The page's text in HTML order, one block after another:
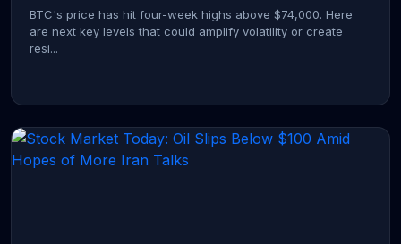
BTC's price has hit four-week highs above $74,000. Here
are next key levels that could amplify volatility or create
resi...